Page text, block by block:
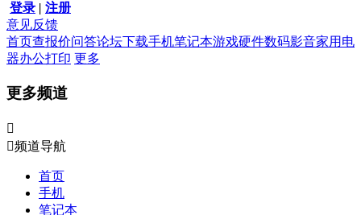
登录 | 注册
意见反馈
首页查报价问答论坛下载手机笔记本游戏硬件数码影音家用电
器办公打印 更多
更多频道

频道导航
首页
手机
笔记本